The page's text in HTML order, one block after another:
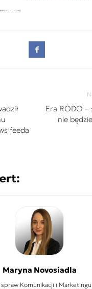
feeda
Era RODO –
nie
Maryna Novosiadla
Komunikacji i